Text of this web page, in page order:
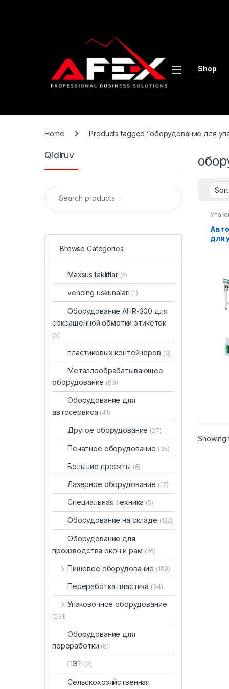
Shop
Home Products tagged “оборудование для
для
Showing
Qidiruv
Search for:
Browse Categories
Maxsus takliflar (2)
vending uskunalari (1)
Оборудование AHR-300 для
сокращённой обмотки этикеток
(5)
пластиковых контейнеров (3)
Металлообрабатывающее
оборудование (83)
Оборудование для
автосервиса (41)
Другое оборудование (27)
Печатное оборудование (35)
Большие проекты (6)
Лазерное оборудование (17)
Специальная техника (5)
Оборудование на складе (122)
Оборудование для
производства окон и рам (26)
Пищевое оборудование (189)
Переработка пластика (34)
Упаковочное оборудование
(231)
Оборудование для
переработки (8)
ПЭТ (2)
Сельскохозяйственная